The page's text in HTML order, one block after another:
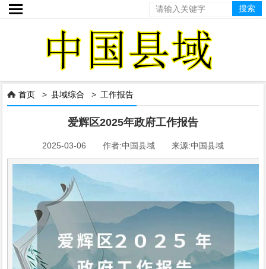

 首页 >县域综合 > 工作报告
爱辉区2025年政府工作报告
2025-03-06 作者:中国县域 来源:中国县域